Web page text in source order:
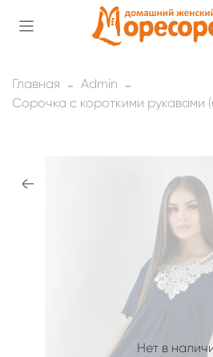
Главная
Admin
Сорочка с короткими рукавами
Нет в